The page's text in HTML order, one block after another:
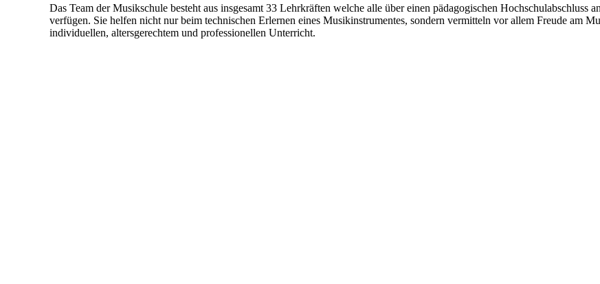
Das Team der Musikschule besteht aus insgesamt 33 Lehrkräften welche alle über einen pädagogischen Hochschulabschluss
verfügen. Sie helfen nicht nur beim technischen Erlernen eines Musikinstrumentes, sondern vermitteln vor allem Freude am
individuellen, altersgerechtem und professionellen Unterricht.